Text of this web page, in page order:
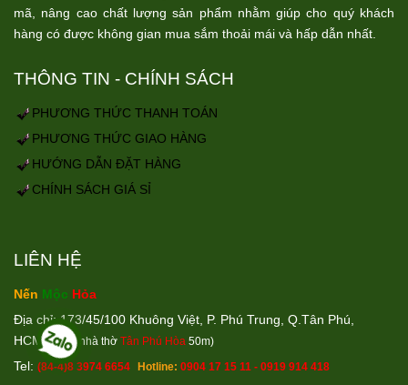
mã, nâng cao chất lượng sản phẩm nhằm giúp cho quý khách
hàng có được không gian mua sắm thoải mái và hấp dẫn nhất.
THÔNG TIN - CHÍNH SÁCH
PHƯƠNG THỨC THANH TOÁN
PHƯƠNG THỨC GIAO HÀNG
HƯỚNG DẪN ĐẶT HÀNG
CHÍNH SÁCH GIÁ SỈ
LIÊN HỆ
Nến Mộc Hỏa
Địa chỉ: 173/45/100 Khuông Việt, P. Phú Trung, Q.Tân Phú,
HCM(Cách nhà thờ Tân Phú Hòa 50m)
Tel: (84-4)8 3974 6654 Hotline: 0904 17 15 11 - 0919 914 418